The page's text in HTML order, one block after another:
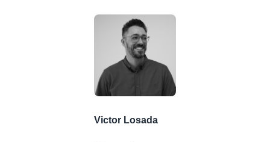
Victor Losada